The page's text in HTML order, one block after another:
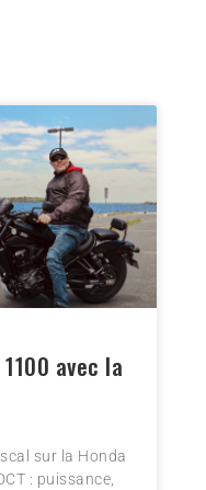
avec la
sur la Honda
: puissance,